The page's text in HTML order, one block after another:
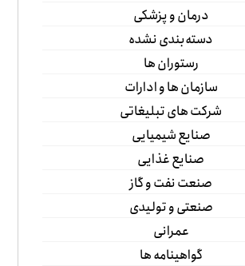
درمان و پزشکی
دسته‌بندی نشده
رستوران ها
سازمان ها و ادارات
شرکت های تبلیغاتی
صنایع شیمیایی
صنایع غذایی
صنعت نفت و گاز
صنعتی و تولیدی
عمرانی
گواهینامه ها